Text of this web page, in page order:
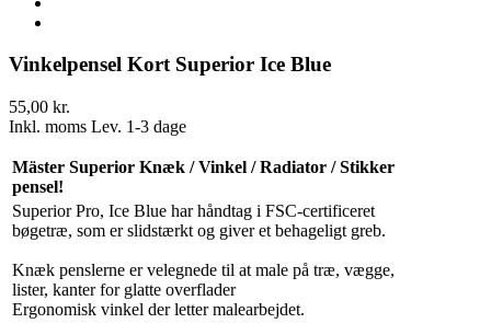
Vinkelpensel Kort Superior Ice Blue
55,00 kr.
Inkl. moms Lev. 1-3 dage
Mäster Superior Knæk / Vinkel / Radiator / Stikker
pensel!
Superior Pro, Ice Blue har håndtag i FSC-certificeret
bøgetræ, som er slidstærkt og giver et behageligt greb.
Knæk penslerne er velegnede til at male på træ, vægge,
lister, kanter for glatte overflader
Ergonomisk vinkel der letter malearbejdet.